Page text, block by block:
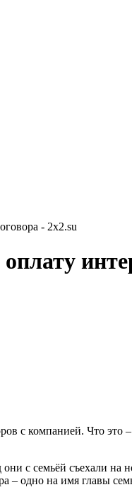
- 2x2.su
с компанией. Что
с семьёй съехали на
– одно на имя главы